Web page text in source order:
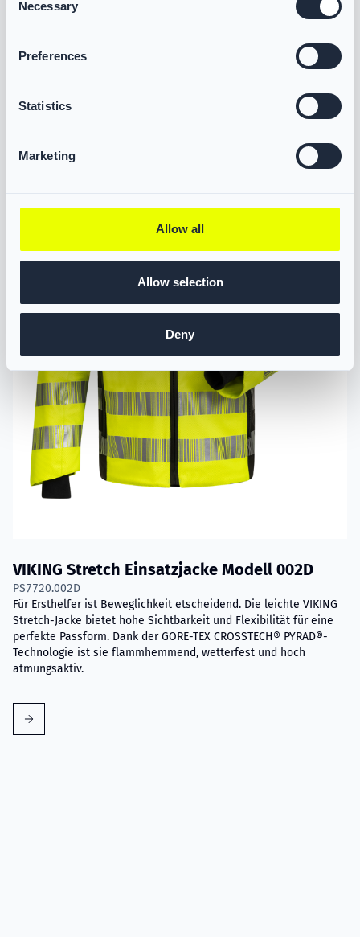
Selection
Necessary
Preferences
Statistics
Marketing
Allow all
Allow selection
Deny
Mehr erfahren über VIKING Stretch Einsatzjacke Modell
VIKING Stretch Einsatzjacke Modell 002D
PS7720.002D
Für Ersthelfer ist Beweglichkeit etscheidend. Die leichte VIKING
Stretch-Jacke bietet hohe Sichtbarkeit und Flexibilität für eine
perfekte Passform. Dank der GORE-TEX CROSSTECH® PYRAD®-
Technologie ist sie flammhemmend, wetterfest und hoch
atmungsaktiv.